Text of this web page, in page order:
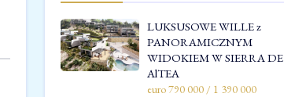
LUKSUSOWE WILLE z
PANORAMICZNYM
WIDOKIEM W SIERRA DE
AlTEA
euro 790 000 / 1 390 000